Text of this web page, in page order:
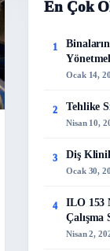
En Çok
1
Ocak 14,
2 Tehlike
Nisan 10,
3 Diş
Ocak 30,
4
ILO 153
Çalışma
İlişkin
Nisan 2,